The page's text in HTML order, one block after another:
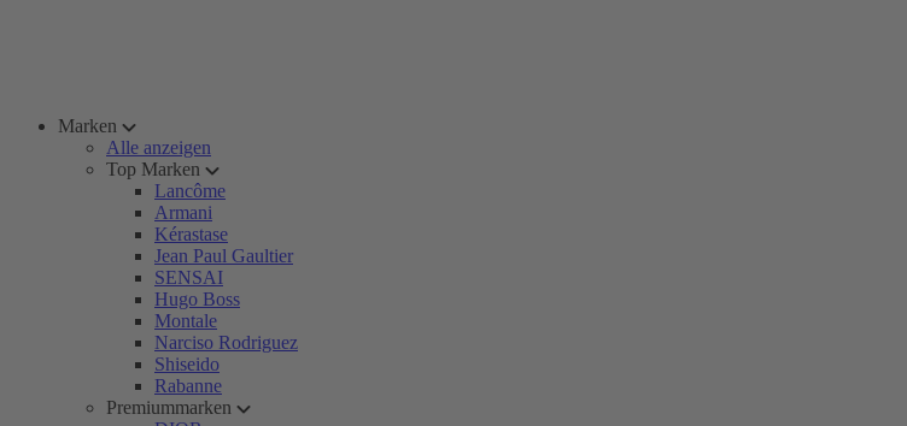
Marken
Alle anzeigen
Top Marken
Lancôme
Armani
Kérastase
Jean Paul Gaultier
SENSAI
Hugo Boss
Montale
Narciso Rodriguez
Shiseido
Rabanne
Premiummarken